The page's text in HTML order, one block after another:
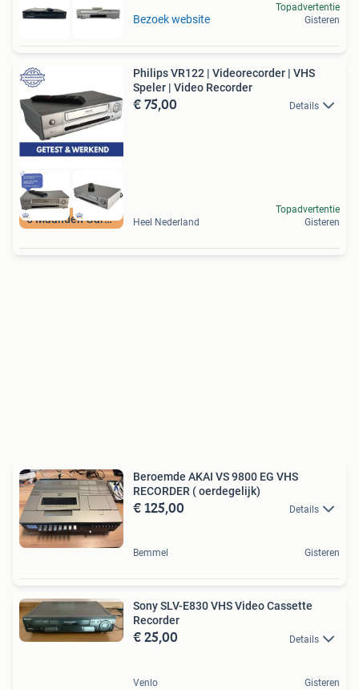
Bezoek website
Topadvertentie
Gisteren
6 Maanden Garantie
Philips VR122 | Videorecorder | VHS
Speler | Video Recorder
€ 75,00 Details
Heel Nederland
Topadvertentie
Gisteren
Beroemde AKAI VS 9800 EG VHS
RECORDER ( oerdegelijk)
€ 125,00 Details
Bemmel Gisteren
Sony SLV-E830 VHS Video Cassette
Recorder
€ 25,00 Details
Venlo Gisteren